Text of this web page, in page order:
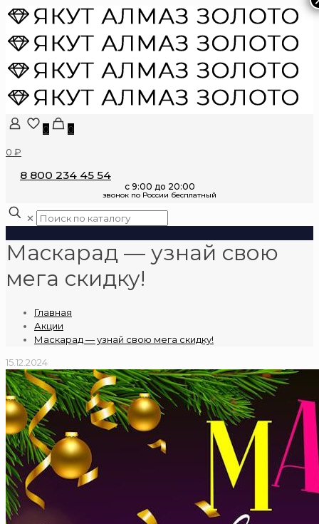
0
0
0 ₽
8 800 234 45 54
✕
Маскарад — узнай свою
мега скидку!
Главная
Акции
Маскарад — узнай свою мега скидку!
15.12.2024